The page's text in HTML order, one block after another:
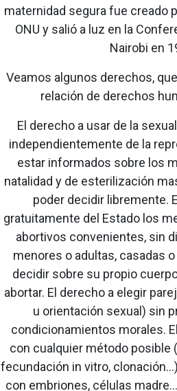
maternidad segura fue creado
ONU y salió a luz en la
Nairobi en
Veamos algunos derechos,
relación de derechos
El derecho a usar de la
independientemente de la
estar informados sobre los
natalidad y de esterilización
poder decidir libremente.
gratuitamente del Estado los
abortivos convenientes, sin
menores o adultas, casadas
decidir sobre su propio
abortar. El derecho a elegir
u orientación sexual) sin
condicionamientos morales.
con cualquier método posible
fecundación in vitro,
con embriones, células